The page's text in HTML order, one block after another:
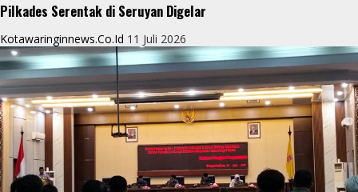
Pilkades Serentak di Seruyan Digelar
Kotawaringinnews.co.id 11 Juli 2026